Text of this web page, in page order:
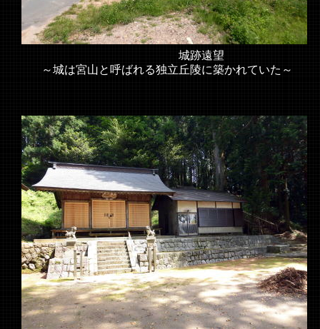
城跡遠望
～城は宮山と呼ばれる独立丘陵に築かれていた～